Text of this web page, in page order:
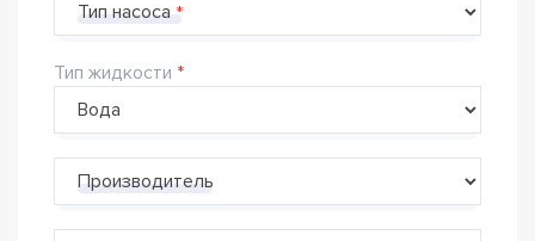
Тип насоса
Тип жидкости
Производитель